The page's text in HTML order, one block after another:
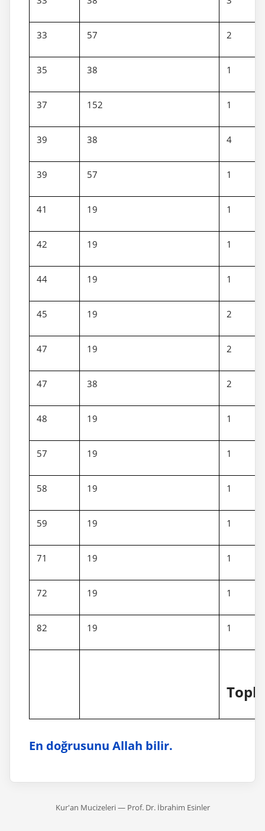
33 57 2
35 38 1
37 152 1
39 38 4
39 57 1
41 19 1
42 19 1
44 19 1
45 19 2
47 19 2
47 38 2
48 19 1
57 19 1
58 19 1
59 19 1
71 19 1
72 19 1
82 19 1
En doğrusunu Allah bilir.
Kur'an Mucizeleri — Prof. Dr. İbrahim Esinler